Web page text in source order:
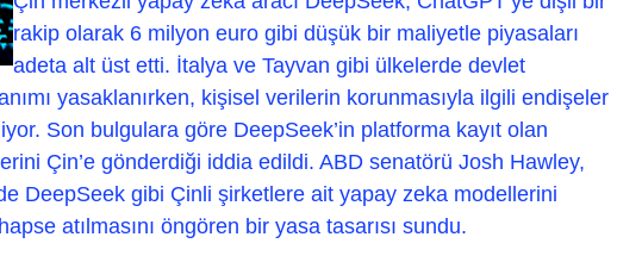
rakip olarak 6 milyon euro gibi düşük bir maliyetle piyasaları
adeta alt üst etti. İtalya ve Tayvan gibi ülkelerde devlet
yasaklanırken, kişisel verilerin korunmasıyla ilgili endişeler
Son bulgulara göre DeepSeek’in platforma kayıt olan
Çin’e gönderdiği iddia edildi. ABD senatörü Josh Hawley,
DeepSeek gibi Çinli şirketlere ait yapay zeka modellerini
atılmasını öngören bir yasa tasarısı sundu.